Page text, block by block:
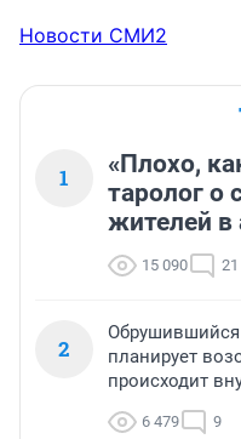
Новости СМИ2
1
«Плохо,
таролог о
жителей в
15 090 21
2
Обрушившийся
планирует
происходит
6 479 9